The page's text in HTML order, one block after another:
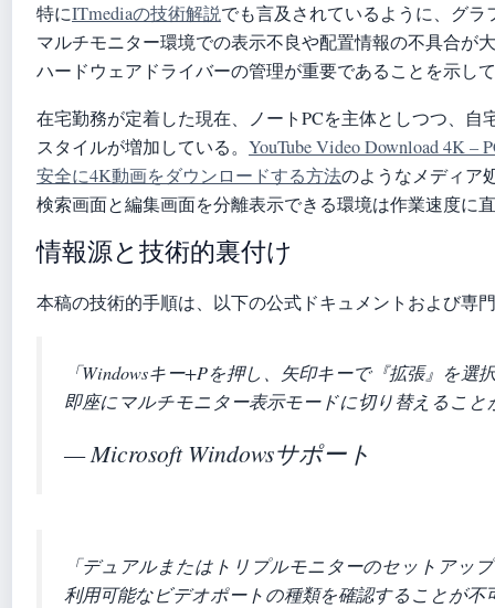
特にITmediaの技術解説でも言及されているように、グ
マルチモニター環境での表示不良や配置情報の不具合が
ハードウェアドライバーの管理が重要であることを示し
在宅勤務が定着した現在、ノートPCを主体としつつ、
スタイルが増加している。 YouTube Video Download 4K –
安全に4K動画をダウンロードする方法のようなメディア
検索画面と編集画面を分離表示できる環境は作業速度に
情報源と技術的裏付け
本稿の技術的手順は、以下の公式ドキュメントおよび専
「Windowsキー+Pを押し、矢印キーで『拡張』を選
即座にマルチモニター表示モードに切り替えること
— Microsoft Windowsサポート
「デュアルまたはトリプルモニターのセットアッ
利用可能なビデオポートの種類を確認することが不